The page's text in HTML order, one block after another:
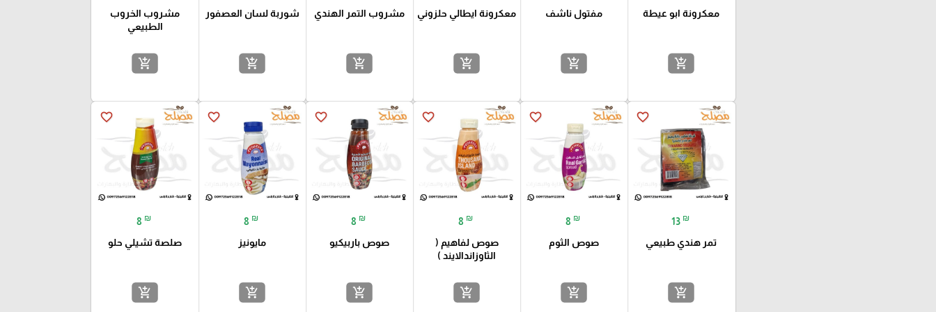
معكرونة ابو عيطة
add_shopping_cart
مفتول ناشف
add_shopping_cart
معكرونة ايطالي حلزوني
add_shopping_cart
مشروب التمر الهندي
add_shopping_cart
شوربة لسان العصفور
add_shopping_cart
مشروب الخروب
الطبيعي
add_shopping_cart
favorite_border
13 ₪
تمر هندي طبيعي
add_shopping_cart
favorite_border
8 ₪
صوص الثوم
add_shopping_cart
favorite_border
8 ₪
صوص لفاهيم (
الثاوزاندالايند )
add_shopping_cart
favorite_border
8 ₪
صوص باربيكيو
add_shopping_cart
favorite_border
8 ₪
مايونيز
add_shopping_cart
favorite_border
8 ₪
صلصة تشيلي حلو
add_shopping_cart